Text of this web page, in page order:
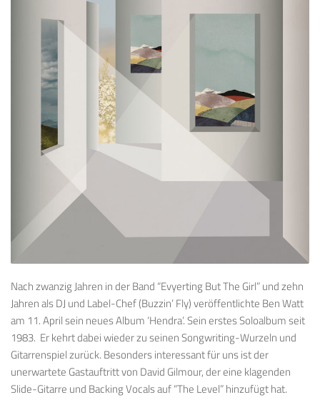
Nach zwanzig Jahren in der Band “Evyerting But The Girl” und zehn
Jahren als DJ und Label-Chef (Buzzin’ Fly) veröffentlichte Ben Watt
am 11. April sein neues Album ‘Hendra’. Sein erstes Soloalbum seit
1983. Er kehrt dabei wieder zu seinen Songwriting-Wurzeln und
Gitarrenspiel zurück. Besonders interessant für uns ist der
unerwartete Gastauftritt von David Gilmour, der eine klagenden
Slide-Gitarre und Backing Vocals auf “The Level” hinzufügt hat.